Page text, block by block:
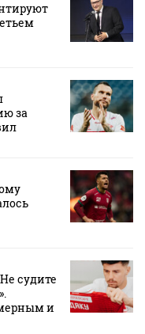
за
судите
и